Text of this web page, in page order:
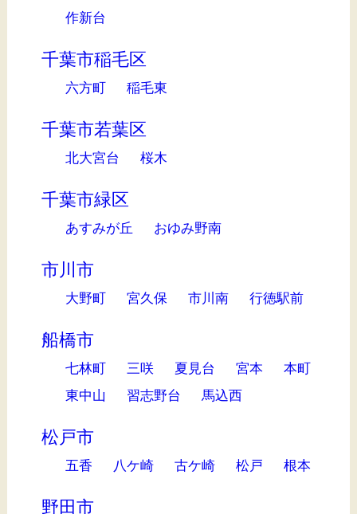
作新台
千葉市稲毛区
六方町 稲毛東
千葉市若葉区
北大宮台 桜木
千葉市緑区
あすみが丘 おゆみ野南
市川市
大野町 宮久保 市川南 行徳駅前
船橋市
七林町 三咲 夏見台 宮本
本町
東中山
習志野台 馬込西
松戸市
五香 八ケ崎 古ケ崎 松戸 根本
野田市